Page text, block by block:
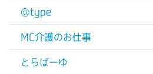
@type
MC介護のお仕事
とらばーゆ